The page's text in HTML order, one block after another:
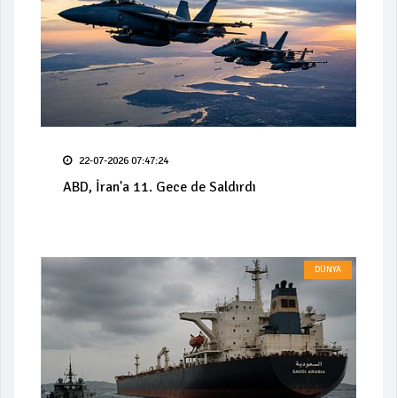
22-07-2026 07:47:24
ABD, İran'a 11. Gece de Saldırdı
DÜNYA